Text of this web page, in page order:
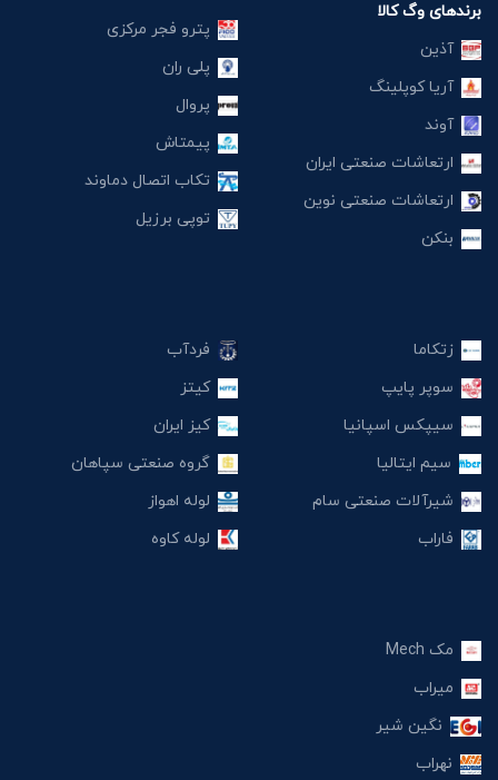
برندهای وگ کالا
آذین
آریا کوپلینگ
آوند
ارتعاشات صنعتی ایران
ارتعاشات صنعتی نوین
بنکن
پترو فجر مرکزی
پلی ران
پروال
پیمتاش
تکاب اتصال دماوند
توپی برزیل
زتکاما
سوپر پایپ
سیپکس اسپانیا
سیم ایتالیا
شیرآلات صنعتی سام
فاراب
فردآب
کیتز
کیز ایران
گروه صنعتی سپاهان
لوله اهواز
لوله کاوه
مک Mech
میراب
نگین شیر
نهراب